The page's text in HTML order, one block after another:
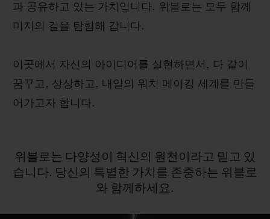
과 공유하고 있는 가치입니다. 위블로는 모두 함께
미지의 길을 탐험해 갑니다.
이곳에서 자신의 아이디어를 실현하면서, 다 같이
꿈꾸고, 상상하고, 내일의 워치 메이킹 세계를 만들
어가고자 합니다.
위블로는 다양성이 혁신의 원천이라고 믿고 있
습니다. 당신의 특별한 가치를 존중하는 위블로
와 함께하세요.
부티크 검색